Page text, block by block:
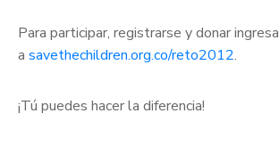
Para participar, registrarse y donar ingresa
a savethechildren.org.co/reto2012.
¡Tú puedes hacer la diferencia!